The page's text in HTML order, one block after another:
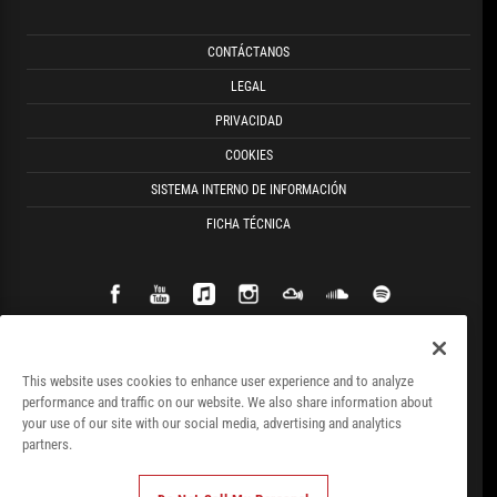
CONTÁCTANOS
LEGAL
PRIVACIDAD
COOKIES
SISTEMA INTERNO DE INFORMACIÓN
FICHA TÉCNICA
This website uses cookies to enhance user experience and to analyze
performance and traffic on our website. We also share information about
your use of our site with our social media, advertising and analytics
partners.